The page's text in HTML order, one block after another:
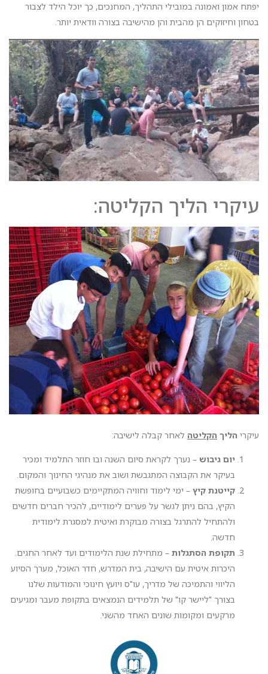
יפתח אמון ואמונה במובילי התהליך, המחנכים, כך יוכל הילד לצבור
בטחון וחיזוקים הן מהבית והן מהישיבה בצורה וודאית יותר.
עיקרי הליך הקליטה:
עיקרי הליך הקליטה לאחר קבלה לישיבה:
יום גיבוש – נערך לקראת סיום השנה ובו חוזר התלמיד ומכיר
בעיקר את הקבוצה המתגבשת ושוב את מנהיגי החינוך והמקום.
קייטנת קיץ – ימי לימוד וחוויה המתקיימים כשבועיים בחופשת
הקיץ, בהם ניתן לגשר על פערים לימודיים, להכיר חברים חדשים
ולהתחיל להתרגל בצורה מבוקרת ואיטית למסגרת לימודית
חדשה.
תקופת הסתגלות – מתחילת שנת הלימודים ועד לאחר החגים.
היכרות איטית עם הישיבה, בית המדרש, חדר האוכל, מערך הסיוע
הליווי והתמיכה של מדריך, עו"ס ויועץ חינוכי והמודעות שלנו
בצורך "ליישר קו" של תלמידים הנמצאים בתקופת מעבר ומגיעים
מרקעים ומקומות שונים האחד מהשני.